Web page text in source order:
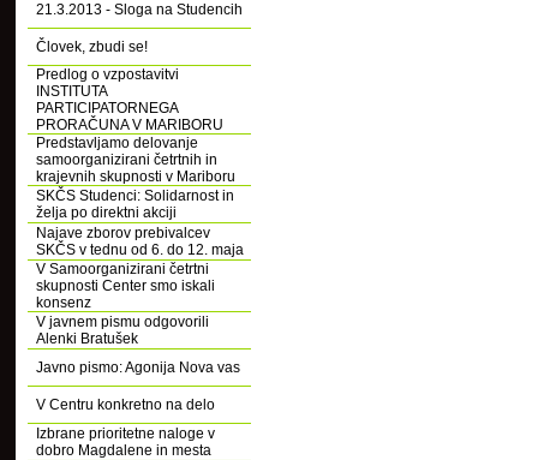
21.3.2013 - Sloga na Studencih
Človek, zbudi se!
Predlog o vzpostavitvi
INSTITUTA
PARTICIPATORNEGA
PRORAČUNA V MARIBORU
Predstavljamo delovanje
samoorganizirani četrtnih in
krajevnih skupnosti v Mariboru
SKČS Studenci: Solidarnost in
želja po direktni akciji
Najave zborov prebivalcev
SKČS v tednu od 6. do 12. maja
V Samoorganizirani četrtni
skupnosti Center smo iskali
konsenz
V javnem pismu odgovorili
Alenki Bratušek
Javno pismo: Agonija Nova vas
V Centru konkretno na delo
Izbrane prioritetne naloge v
dobro Magdalene in mesta